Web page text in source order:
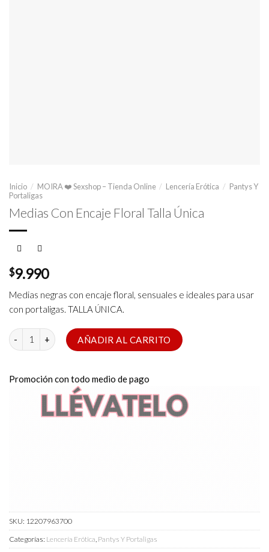
Inicio / MOIRA ❤️ Sexshop – Tienda Online / Lencería Erótica / Pantys Y
Portaligas
Medias Con Encaje Floral Talla Única
$9.990
Medias negras con encaje floral, sensuales e ideales para usar
con portaligas. TALLA ÚNICA.
Medias Con Encaje Floral Talla Única cantidad
AÑADIR AL CARRITO
Promoción con todo medio de pago
SKU: 12207963700
Categorías: Lencería Erótica, Pantys Y Portaligas